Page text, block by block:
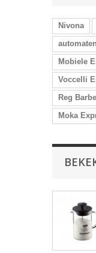
Nivona
Mobiele
Voccelli
Reg
Moka